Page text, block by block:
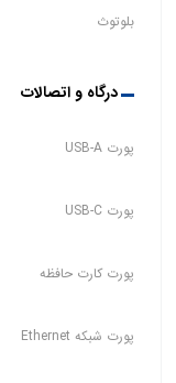
بلوتوث
درگاه و اتصالات
پورت USB-A
پورت USB-C
پورت کارت حافظه
پورت شبکه Ethernet